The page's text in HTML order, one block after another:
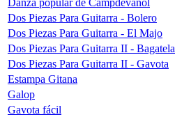
Danza popular de Campdevanol
Dos Piezas Para Guitarra - Bolero
Dos Piezas Para Guitarra - El Majo
Dos Piezas Para Guitarra II - Bagatela
Dos Piezas Para Guitarra II - Gavota
Estampa Gitana
Galop
Gavota fácil